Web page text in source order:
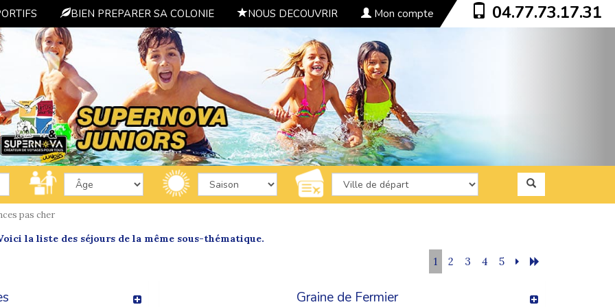
BIEN PREPARER SA COLONIE NOUS DECOUVRIR Mon compte 04.77.73.17.31
pas cher
la liste des séjours de la même sous-thématique.
1 2 3 4 5
Graine de Fermier